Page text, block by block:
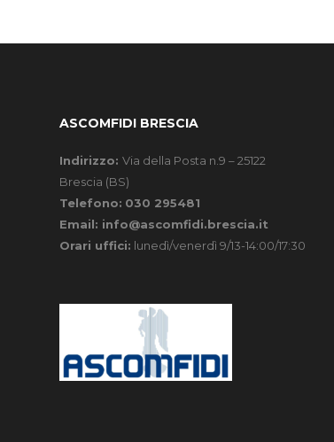
ASCOMFIDI BRESCIA
Indirizzo: Via della Posta n.9 – 25122
Brescia (BS)
Telefono: 030 295481
Email: info@ascomfidi.brescia.it
Orari uffici: lunedì/venerdì 9/13-14:00/17:30